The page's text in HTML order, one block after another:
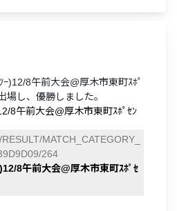
)12/8午前大会@厚木市東町ｽﾎﾟ
場し、優勝しました。
8午前大会@厚木市東町ｽﾎﾟｾﾝ
MATCH_CATEGORY_
264
8午前大会@厚木市東町ｽﾎﾟｾ